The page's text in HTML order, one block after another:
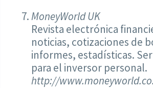
MoneyWorld UK
Revista electrónica
noticias, cotizaciones de
informes, estadísticas.
para el inversor personal.
http://